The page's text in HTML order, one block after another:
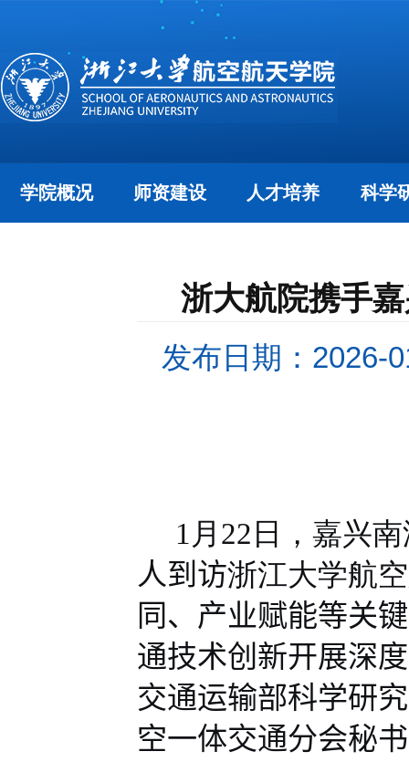
学院概况 师资建设 人才培养 科学
浙大航院携手
发布日期：2026-
1 月 22 日，嘉兴
人到访浙江大学航
同、产业赋能等关
通技术创新开展深
交通运输部科学研
空一体交通分会秘